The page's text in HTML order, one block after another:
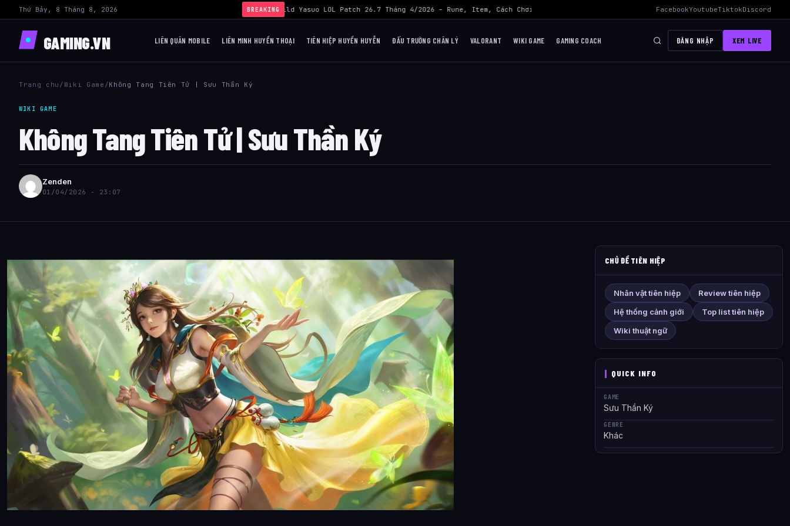
Thứ Bảy, 8 Tháng 8, 2026 BREAKING
› Build Yasuo LOL Patch 26.7 Tháng 4/2026 – Rune, Item, Cách Chơi Mid Hiệu Quả Nhất AWC 2026 Liên Quân Mobile – Lịch Thi Đấu,
FacebookYoutubeTiktokDiscord
GAMING.VN LIÊN QUÂN MOBILE LIÊN MINH HUYỀN THOẠI TIÊN HIỆP HUYỀN HUYỄN ĐẤU TRƯỜNG CHÂN LÝ VALORANT WIKI GAME GAMING COACH ĐĂNG NHẬP XEM LIVE
Trang chu /Wiki Game /Không Tang Tiên Tử | Sưu Thần Ký
WIKI GAME
Không Tang Tiên Tử | Sưu Thần Ký
Zenden
01/04/2026 - 23:07
CHỦ ĐỀ TIÊN HIỆP
Nhân vật tiên hiệp
Review tiên hiệp
Hệ thống cảnh giới
Top list tiên hiệp
Wiki thuật ngữ
QUICK INFO
GAME
Sưu Thần Ký
GENRE
Khác